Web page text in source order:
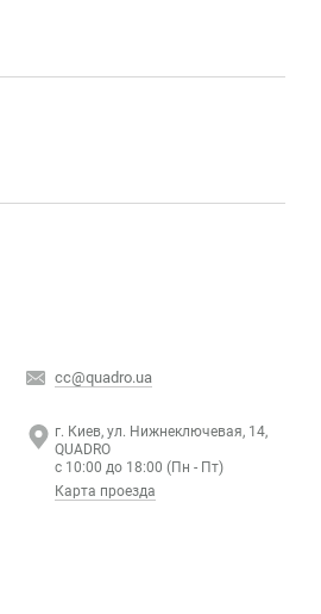
cc@quadro.ua
г. Киев, ул. Нижнеключевая, 14,
QUADRO
с 10:00 до 18:00 (Пн - Пт)
Карта проезда